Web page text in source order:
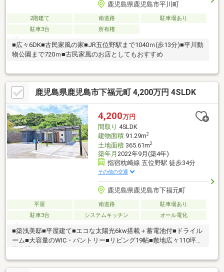
鹿児島県鹿児島市平川町
2階建て 南道路
駐車場あり
駐車3台
所有権
■広々6DK■古民家風の家■JR五位野駅まで1040ｍ(歩13分)■平川動
物公園まで720ｍ■古民家風のお店としてもおすすめ
鹿児島県鹿児島市下福元町 4,200万円 4SLDK
4,200万円
間取り 4SLDK
建物面積91.29m2
土地面積365.61m2
築年月 2022年9月(築4年)
指宿枕崎線 五位野駅 徒歩34分
その他の交通
鹿児島県鹿児島市下福元町
平屋 南道路
駐車場あり
駐車3台
システムキッチン オール電化
■築浅美邸■平屋建て■エコな太陽光6kw搭載＋蓄電池付■ドライル
ーム■大容量のWIC・パントリー■リビング19帖■敷地広々110坪■